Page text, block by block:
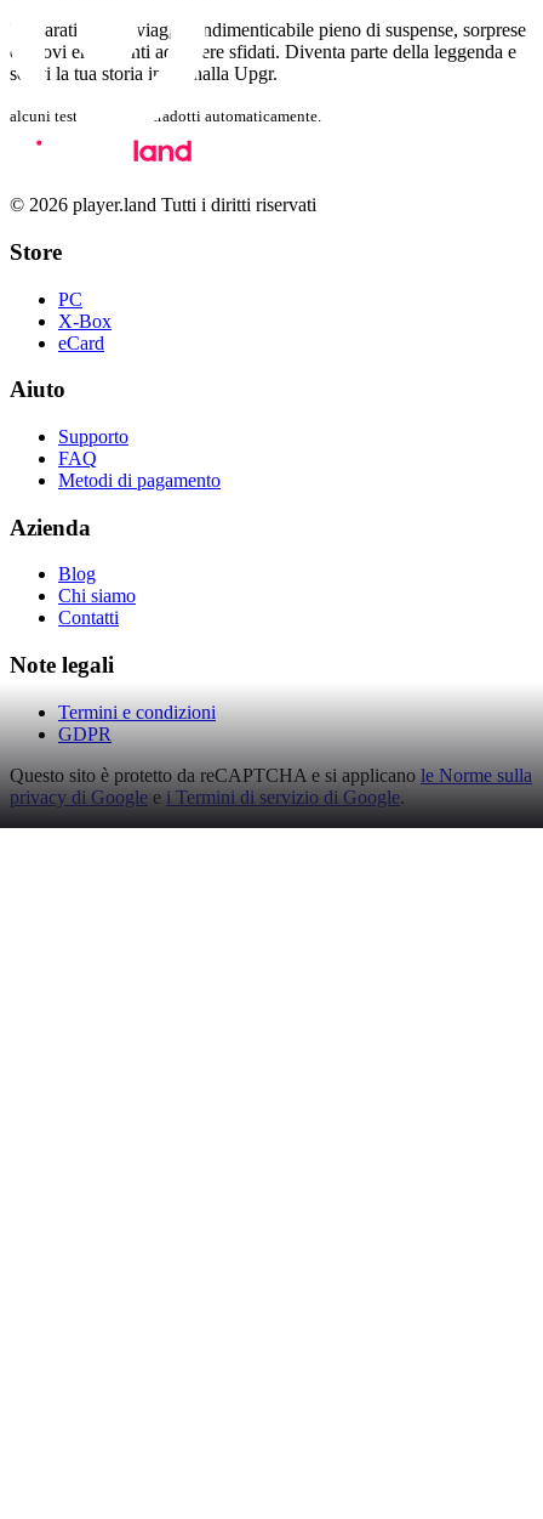
Preparati per un viaggio indimenticabile pieno di suspense, sorprese
e nuovi eroi pronti ad essere sfidati. Diventa parte della leggenda e
scrivi la tua storia in Valhalla Upgr.
alcuni testi sono stati tradotti automaticamente.
© 2026 player.land Tutti i diritti riservati
Store
PC
X-Box
eCard
Aiuto
Supporto
FAQ
Metodi di pagamento
Azienda
Blog
Chi siamo
Contatti
Note legali
Termini e condizioni
GDPR
Questo sito è protetto da reCAPTCHA e si applicano le Norme sulla
privacy di Google e i Termini di servizio di Google.